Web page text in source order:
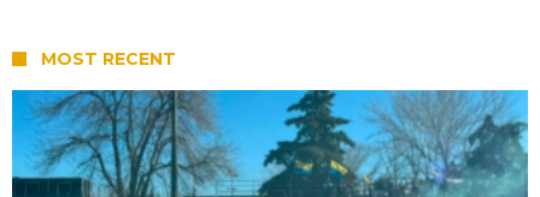
MOST RECENT